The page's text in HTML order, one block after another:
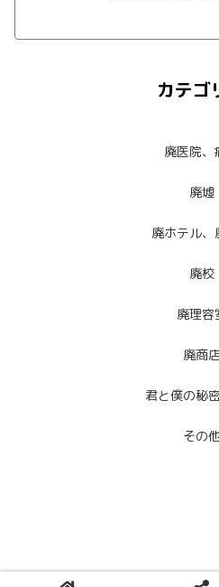
カテゴ
廃医院、
廃墟
廃ホテル、
廃校
廃理容
廃商店
君と僕の秘
その